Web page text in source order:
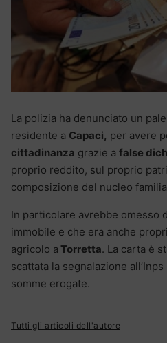
La polizia ha denunciato un
residente a Capaci, per avere
cittadinanza grazie a false
proprio reddito, sul proprio
composizione del nucleo
In particolare avrebbe omesso
immobile e che era anche
agricolo a Torretta. La carta è
scattata la segnalazione
somme erogate.
Tutti gli articoli dell'autore